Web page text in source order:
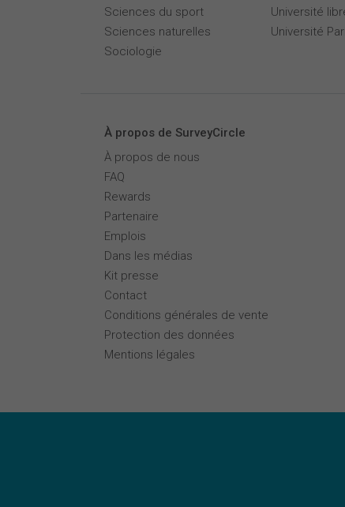
Sciences du sport
Sciences naturelles
Sociologie
Université
Université
À propos de SurveyCircle
À propos de nous
FAQ
Rewards
Partenaire
Emplois
Dans les médias
Kit presse
Contact
Conditions générales de vente
Protection des données
Mentions légales